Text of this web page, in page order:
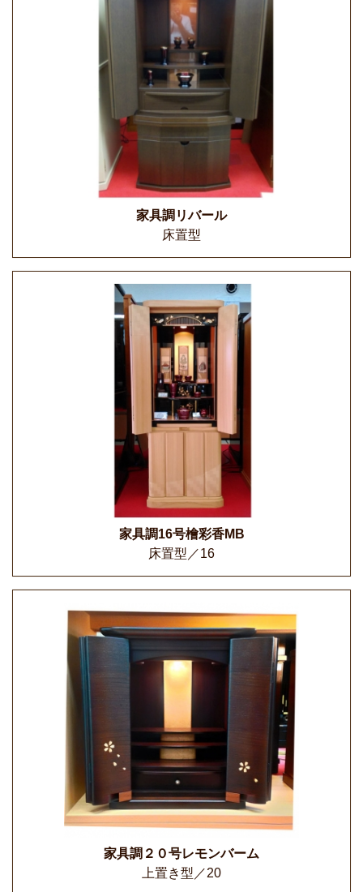
家具調リバール
床置型
家具調16号檜彩香MB
床置型／16
家具調２０号レモンバーム
上置き型／20